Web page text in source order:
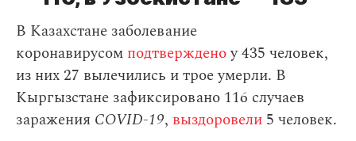
В Казахстане заболевание
коронавирусом подтвержденоу 435 человек,
из них 27 вылечились и трое умерли. В
Кыргызстане зафиксировано 116 случаев
заражения СOVID-19, выздоровели 5 человек.